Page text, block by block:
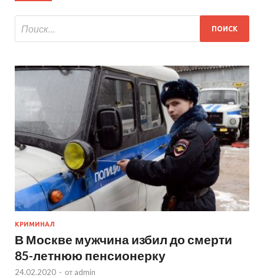
КРИМИНАЛ
В Москве мужчина избил до смерти
85-летнюю пенсионерку
24.02.2020 - от admin